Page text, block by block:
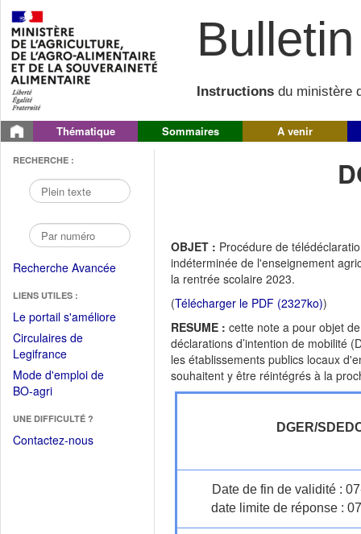
Instructions du ministère
Thématique Sommaires A venir
RECHERCHE :
Recherche Avancée
LIENS UTILES :
Le portail s'améliore(Fichier
Circulaires de
Legifrance(Ouvrir
dans
une
fenêtre)
Mode d'emploi de
BO-agri(Ouvrir
une
nouvelle
UNE DIFFICULTÉ ?
Contactez-nous
OBJET : Procédure de
indéterminée de l'enseignement
la rentrée scolaire 2023.
(Télécharger le PDF (2327ko))
RESUME : cette note a pour objet
déclarations d’intention de mobilité
les établissements publics locaux
souhaitent y être réintégrés à la
DGER/
Date de fin de validité :
date limite de réponse :